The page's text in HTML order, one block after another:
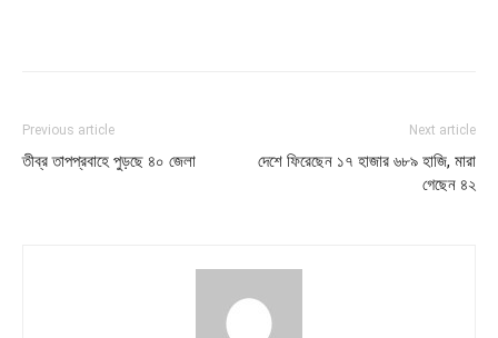
Previous article
তীব্র তাপপ্রবাহে পুড়ছে ৪০ জেলা
Next article
দেশে ফিরেছেন ১৭ হাজার ৬৮৯ হাজি, মারা
গেছেন ৪২